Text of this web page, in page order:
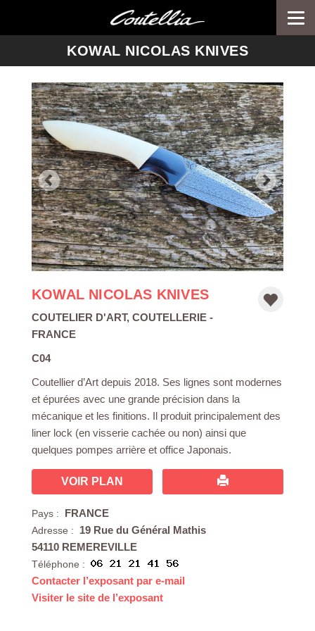
KOWAL NICOLAS KNIVES
KOWAL NICOLAS KNIVES
COUTELIER D'ART, COUTELLERIE -
FRANCE
C04
Coutellier d’Art depuis 2018. Ses lignes sont modernes
et épurées avec une grande précision dans la
mécanique et les finitions. Il produit principalement des
liner lock (en visserie cachée ou non) ainsi que
quelques pompes arrière et office Japonais.
VOIR PLAN
Pays : FRANCE
Adresse :
19 Rue du Général Mathis
54110 REMEREVILLE
Téléphone :
Contacter l’exposant par e-mail
Visiter le site de l’exposant